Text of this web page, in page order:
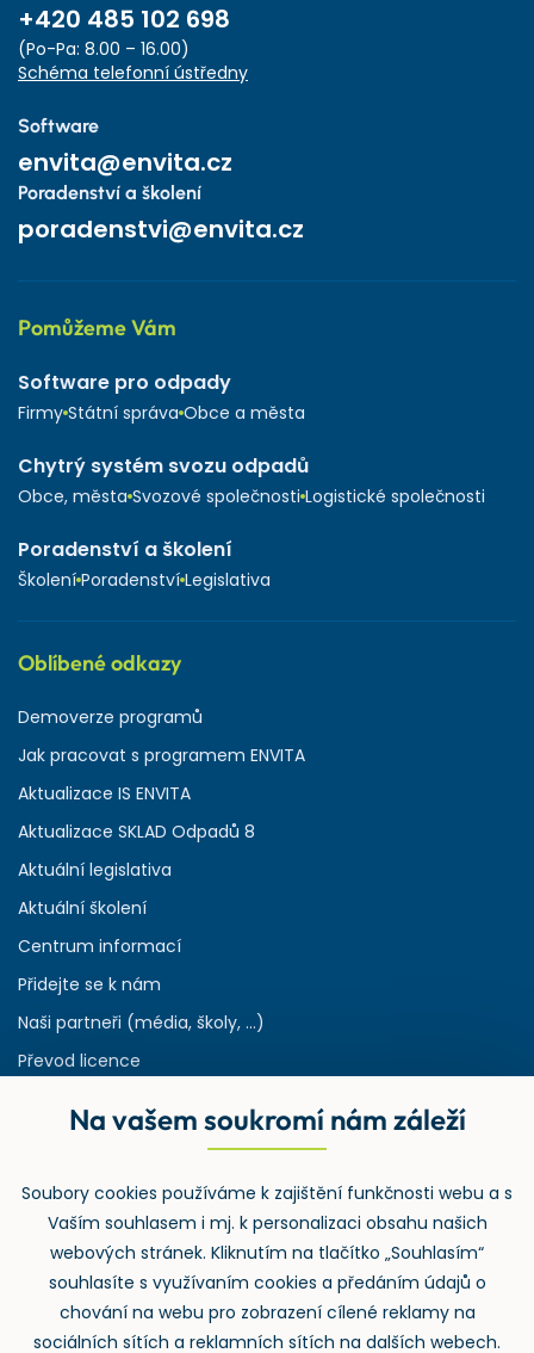
+420 485 102 698
(Po-Pa: 8.00 – 16.00)
Schéma telefonní ústředny
Software
envita@envita.cz
Poradenství a školení
poradenstvi@envita.cz
Pomůžeme Vám
Software pro odpady
Firmy Státní správa Obce a města
Chytrý systém svozu odpadů
Obce, města Svozové společnosti Logistické společnosti
Poradenství a školení
Školení Poradenství Legislativa
Oblíbené odkazy
Demoverze programů
Jak pracovat s programem ENVITA
Aktualizace IS ENVITA
Aktualizace SKLAD Odpadů 8
Aktuální legislativa
Aktuální školení
Centrum informací
Přidejte se k nám
Naši partneři (média, školy, ...)
Převod licence
Rejstřík používaných zkratek v odpadech
Zpětný odběr
Na vašem soukromí nám záleží
Soubory cookies používáme k zajištění funkčnosti webu a s
Vaším souhlasem i mj. k personalizaci obsahu našich
webových stránek. Kliknutím na tlačítko „Souhlasím“
souhlasíte s využívaním cookies a předáním údajů o
chování na webu pro zobrazení cílené reklamy na
sociálních sítích a reklamních sítích na dalších webech.